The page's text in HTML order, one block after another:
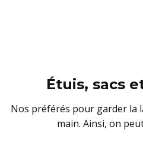
Étuis, sacs
Nos préférés pour garder la
main. Ainsi, on